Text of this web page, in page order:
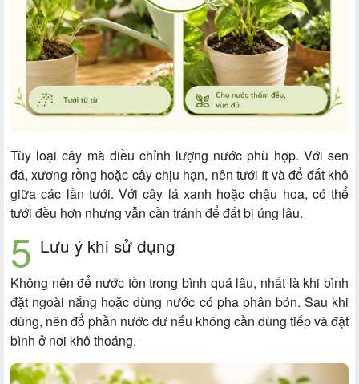
Tùy loại cây mà điều chỉnh lượng nước phù hợp. Với sen
đá, xương rồng hoặc cây chịu hạn, nên tưới ít và để đất khô
giữa các lần tưới. Với cây lá xanh hoặc chậu hoa, có thể
tưới đều hơn nhưng vẫn cần tránh để đất bị úng lâu.
Lưu ý khi sử dụng
Không nên để nước tồn trong bình quá lâu, nhất là khi bình
đặt ngoài nắng hoặc dùng nước có pha phân bón. Sau khi
dùng, nên đổ phần nước dư nếu không cần dùng tiếp và đặt
bình ở nơi khô thoáng.